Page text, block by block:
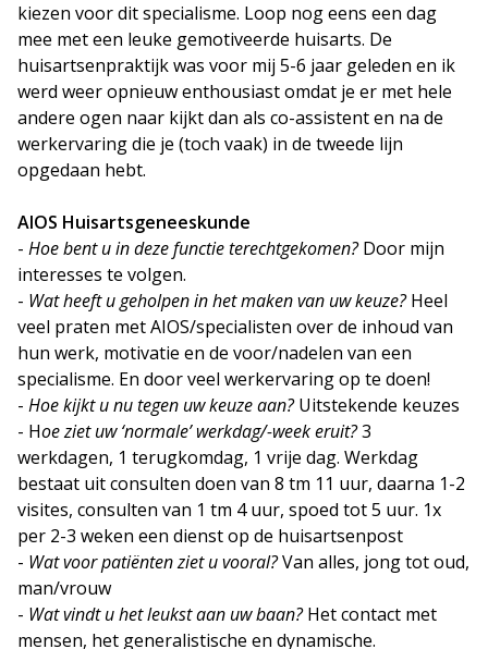
kiezen voor dit specialisme. Loop nog eens een dag
mee met een leuke gemotiveerde huisarts. De
huisartsenpraktijk was voor mij 5-6 jaar geleden en ik
werd weer opnieuw enthousiast omdat je er met hele
andere ogen naar kijkt dan als co-assistent en na de
werkervaring die je (toch vaak) in de tweede lijn
opgedaan hebt.
AIOS Huisartsgeneeskunde
- Hoe bent u in deze functie terechtgekomen?Door mijn
interesses te volgen.
- Wat heeft u geholpen in het maken van uw keuze?Heel
veel praten met AIOS/specialisten over de inhoud van
hun werk, motivatie en de voor/nadelen van een
specialisme. En door veel werkervaring op te doen!
- Hoe kijkt u nu tegen uw keuze aan?Uitstekende keuzes
- Hoe ziet uw ‘normale’ werkdag/-week eruit?3
werkdagen, 1 terugkomdag, 1 vrije dag. Werkdag
bestaat uit consulten doen van 8 tm 11 uur, daarna 1-2
visites, consulten van 1 tm 4 uur, spoed tot 5 uur. 1x
per 2-3 weken een dienst op de huisartsenpost
- Wat voor patiënten ziet u vooral?Van alles, jong tot oud,
man/vrouw
- Wat vindt u het leukst aan uw baan?Het contact met
mensen, het generalistische en dynamische.